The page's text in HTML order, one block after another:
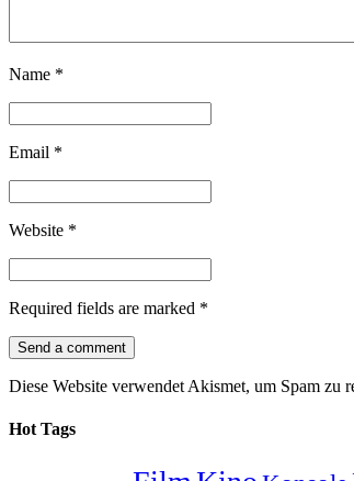
Name *
Email *
Website *
Required fields are marked *
Diese Website verwendet Akismet, um Spam zu
Hot Tags